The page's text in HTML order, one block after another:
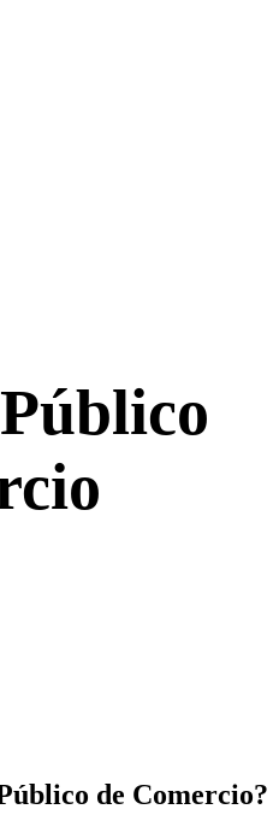
de Comercio?